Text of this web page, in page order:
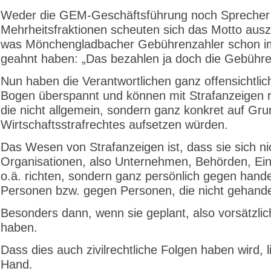
Weder die GEM-Geschäftsführung noch
Mehrheitsfraktionen scheuten sich das Motto
was Mönchengladbacher Gebührenzahler schon
geahnt haben: „Das bezahlen ja doch die
Nun haben die Verantwortlichen ganz
Bogen überspannt und können mit Strafanzeigen
die nicht allgemein, sondern ganz konkret auf
Wirtschaftsstrafrechtes aufsetzen würden.
Das Wesen von Strafanzeigen ist, dass sie sich
Organisationen, also Unternehmen, Behörden,
o.ä. richten, sondern ganz persönlich gegen
Personen bzw. gegen Personen, die nicht
Besonders dann, wenn sie geplant, also
haben.
Dass dies auch zivilrechtliche Folgen haben wird,
Hand.